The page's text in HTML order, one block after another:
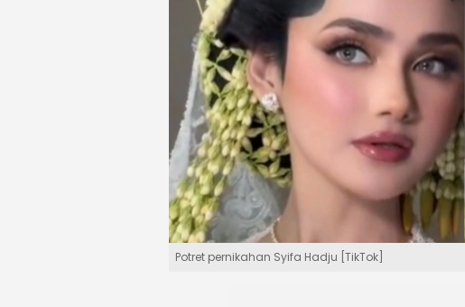
Potret pernikahan Syifa Hadju [TikTok]